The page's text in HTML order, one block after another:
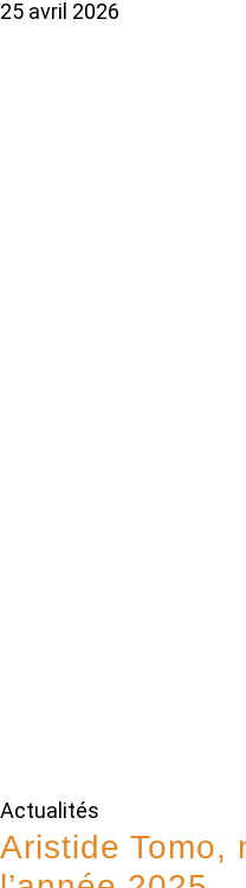
25 avril 2026
Actualités
Aristide Tomo,